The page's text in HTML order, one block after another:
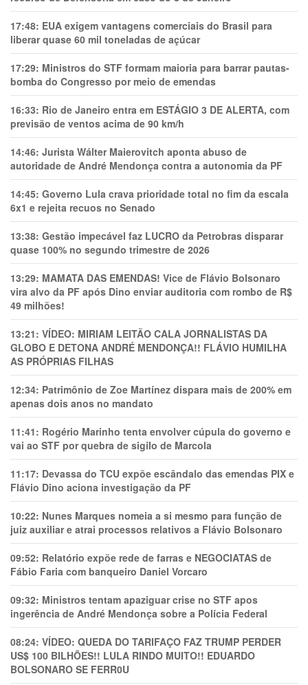
17:48: EUA exigem vantagens comerciais do Brasil para
liberar quase 60 mil toneladas de açúcar
17:29: Ministros do STF formam maioria para barrar pautas-
bomba do Congresso por meio de emendas
16:33: Rio de Janeiro entra em ESTÁGIO 3 DE ALERTA, com
previsão de ventos acima de 90 km/h
14:46: Jurista Wálter Maierovitch aponta abuso de
autoridade de André Mendonça contra a autonomia da PF
14:45: Governo Lula crava prioridade total no fim da escala
6x1 e rejeita recuos no Senado
13:38: Gestão impecável faz LUCRO da Petrobras disparar
quase 100% no segundo trimestre de 2026
13:29: MAMATA DAS EMENDAS! Vice de Flávio Bolsonaro
vira alvo da PF após Dino enviar auditoria com rombo de R$
49 milhões!
13:21: VÍDEO: MIRIAM LEITÃO CALA JORNALISTAS DA
GLOBO E DETONA ANDRÉ MENDONÇA!! FLÁVIO HUMILHA
AS PRÓPRIAS FILHAS
12:34: Patrimônio de Zoe Martínez dispara mais de 200% em
apenas dois anos no mandato
11:41: Rogério Marinho tenta envolver cúpula do governo e
vai ao STF por quebra de sigilo de Marcola
11:17: Devassa do TCU expõe escândalo das emendas PIX e
Flávio Dino aciona investigação da PF
10:22: Nunes Marques nomeia a si mesmo para função de
juiz auxiliar e atrai processos relativos a Flávio Bolsonaro
09:52: Relatório expõe rede de farras e NEGOCIATAS de
Fábio Faria com banqueiro Daniel Vorcaro
09:32: Ministros tentam apaziguar crise no STF apos
ingerência de André Mendonça sobre a Polícia Federal
08:24: VÍDEO: QUEDA DO TARIFAÇO FAZ TRUMP PERDER
US$ 100 BILHÕES!! LULA RINDO MUITO!! EDUARDO
BOLSONARO SE FERR0U